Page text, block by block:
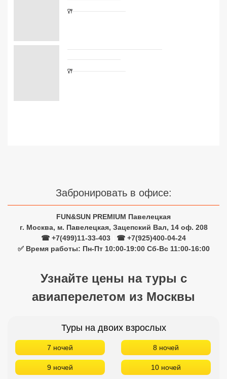
Забронировать в офисе:
FUN&SUN PREMIUM Павелецкая
г. Москва, м. Павелецкая, Зацепский Вал, 14 оф. 208
☎ +7(499)11-33-403
☎ +7(925)400-04-24
✅ Время работы: Пн-Пт 10:00-19:00 Сб-Вс 11:00-16:00
Узнайте цены на туры с
авиаперелетом из Москвы
Туры на двоих взрослых
7 ночей 8 ночей
9 ночей 10 ночей
Сетевые отели Турции
Сетевые отели ОАЭ
Сетевые отели Таиланда
Сетевые отели Шри Ланки
Сетевые отели Сейшел
Сетевые отели Маврикия